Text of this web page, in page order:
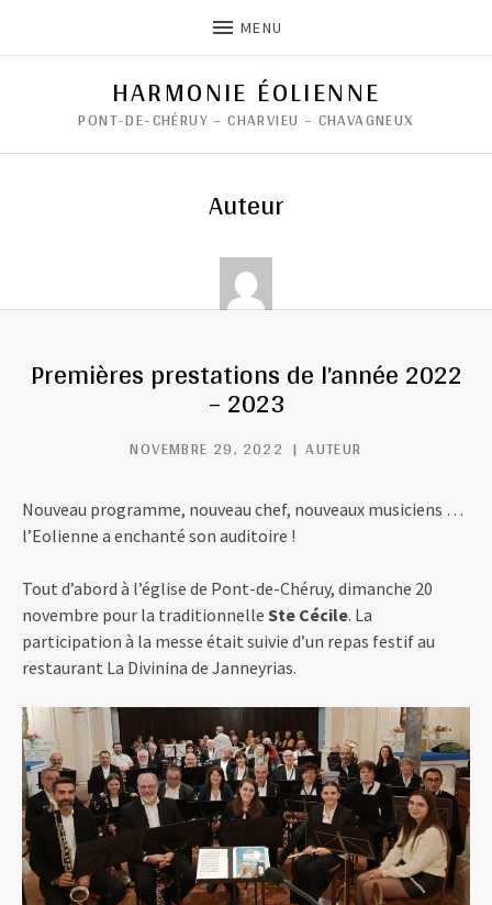
MENU
HARMONIE ÉOLIENNE
PONT-DE-CHÉRUY – CHARVIEU – CHAVAGNEUX
Auteur
Premières prestations de l’année 2022
– 2023
NOVEMBRE 29, 2022 AUTEUR
Nouveau programme, nouveau chef, nouveaux musiciens …
l’Eolienne a enchanté son auditoire !
Tout d’abord à l’église de Pont-de-Chéruy, dimanche 20
novembre pour la traditionnelle Ste Cécile. La
participation à la messe était suivie d’un repas festif au
restaurant La Divinina de Janneyrias.